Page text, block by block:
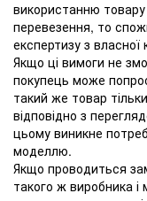
використанню
перевезення, то
експертизу з власної
Якщо ці вимоги не
покупець може
такий же товар
відповідно з
цьому виникне
моделлю.
Якщо проводиться
такого ж виробника і